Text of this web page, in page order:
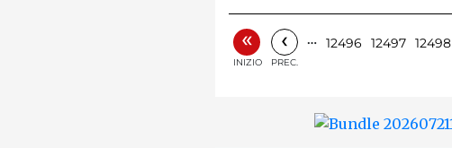
«
INIZIO
‹
PREC.
… 12496 12497 12498